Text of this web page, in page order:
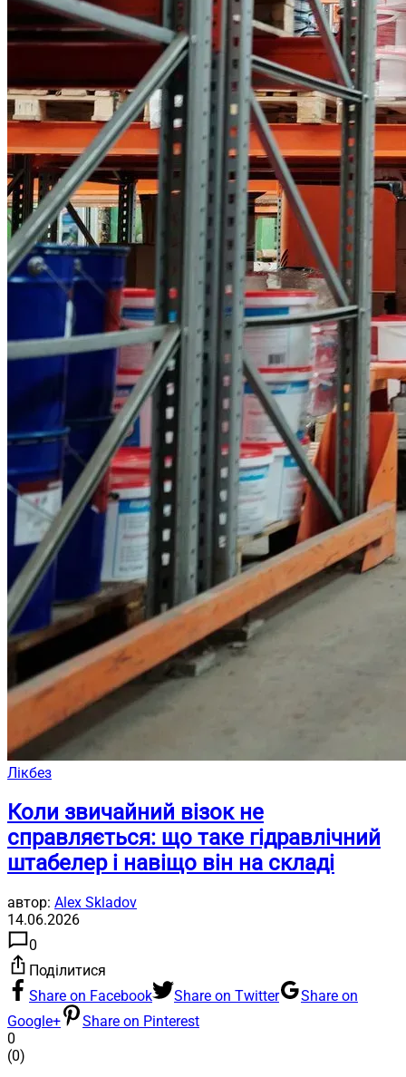
Лікбез
Коли звичайний візок не
справляється: що таке гідравлічний
штабелер і навіщо він на складі
автор: Alex Skladov
14.06.2026
0
Поділитися
Share on Facebook
Share on Twitter
Share on
Google+
Share on Pinterest
0
(0)